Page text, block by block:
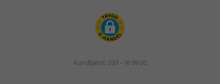
Kundtjänst: 033 - 16 99 60